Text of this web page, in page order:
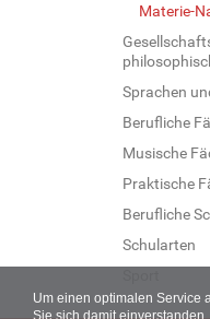
Um einen optimalen Service
Sie sich damit
Materie-
Sprachen
Berufliche
Musische
Praktische
Berufliche
Schularten